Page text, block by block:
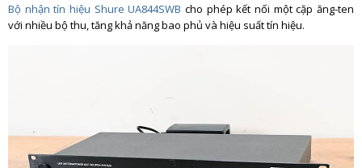
Bộ nhận tín hiệu Shure UA844SWB cho phép kết nối một cặp ăng-ten
với nhiều bộ thu, tăng khả năng bao phủ và hiệu suất tín hiệu.